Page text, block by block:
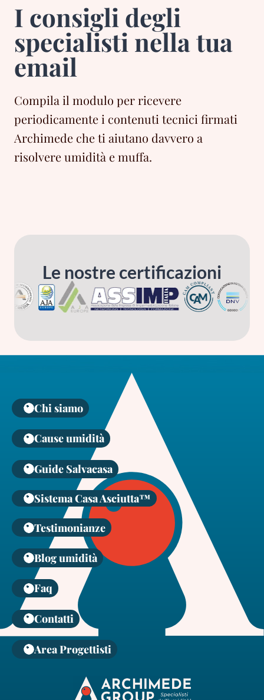
I consigli degli
specialisti nella tua
email
Compila il modulo per ricevere
periodicamente i contenuti tecnici firmati
Archimede che ti aiutano davvero a
risolvere umidità e muffa.
Le nostre certificazioni
Chi siamo
Cause umidità
Guide Salvacasa
Sistema Casa Asciutta™
Testimonianze
Blog umidità
Faq
Contatti
Area Progettisti